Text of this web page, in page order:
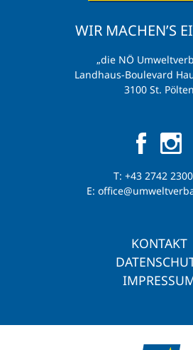
WIR MACHEN’S
„die NÖ
Landhaus-Boulevard
3100 St. Pölten
T: +43 2742
E:
KONTAKT